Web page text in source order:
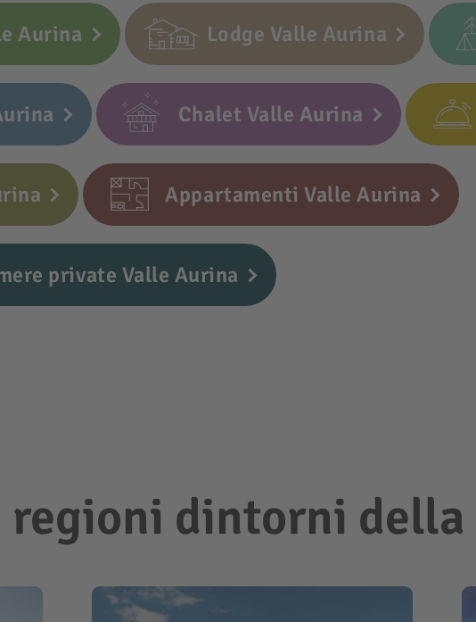
Aurina Lodge Valle Aurina
Chalet Valle Aurina
Appartamenti Valle Aurina
private Valle Aurina
regioni dintorni della